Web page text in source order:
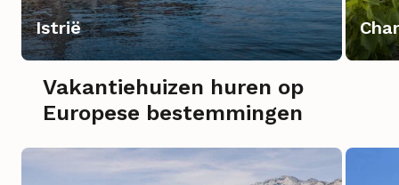
Istrië
Vakantiehuizen huren op
Europese bestemmingen